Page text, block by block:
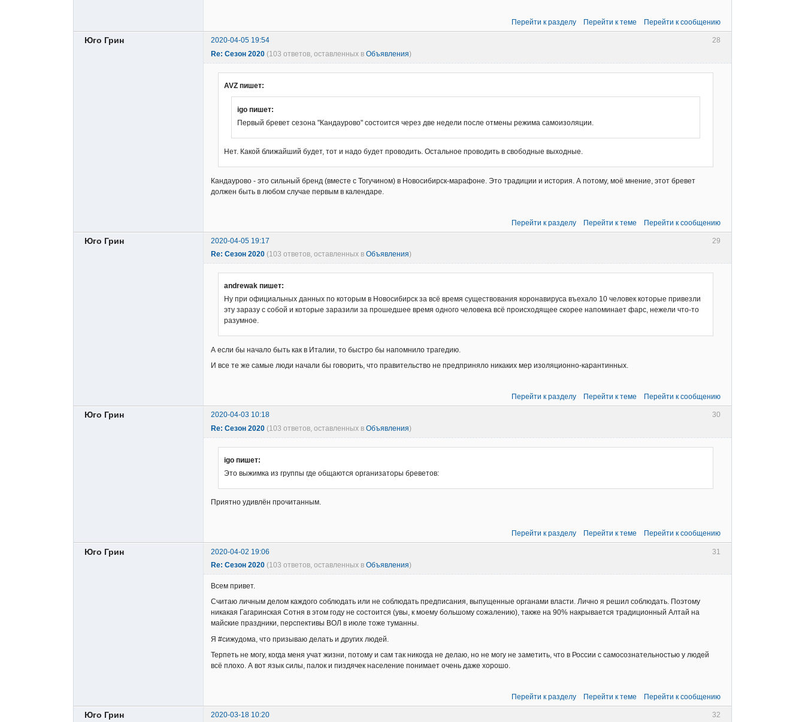
Перейти к разделу Перейти к теме Перейти к сообщению
28
Юго Грин
2020-04-05 19:54
Re: Сезон 2020 (103 ответов, оставленных в Объявления)
AVZ пишет:
igo пишет:
Первый бревет сезона "Кандаурово" состоится через две недели после отмены режима самоизоляции.
Нет. Какой ближайший будет, тот и надо будет проводить. Остальное проводить в свободные выходные.
Кандаурово - это сильный бренд (вместе с Тогучином) в Новосибирск-марафоне. Это традиции и история. А потому, моё мнение, этот бревет
должен быть в любом случае первым в календаре.
Перейти к разделу Перейти к теме Перейти к сообщению
29
Юго Грин
2020-04-05 19:17
Re: Сезон 2020 (103 ответов, оставленных в Объявления)
andrewak пишет:
Ну при официальных данных по которым в Новосибирск за всё время существования коронавируса въехало 10 человек которые привезли
эту заразу с собой и которые заразили за прошедшее время одного человека всё происходящее скорее напоминает фарс, нежели что-то
разумное.
А если бы начало быть как в Италии, то быстро бы напомнило трагедию.
И все те же самые люди начали бы говорить, что правительство не предприняло никаких мер изоляционно-карантинных.
Перейти к разделу Перейти к теме Перейти к сообщению
30
Юго Грин
2020-04-03 10:18
Re: Сезон 2020 (103 ответов, оставленных в Объявления)
igo пишет:
Это выжимка из группы где общаются организаторы бреветов:
Приятно удивлён прочитанным.
Перейти к разделу Перейти к теме Перейти к сообщению
31
Юго Грин
2020-04-02 19:06
Re: Сезон 2020 (103 ответов, оставленных в Объявления)
Всем привет.
Считаю личным делом каждого соблюдать или не соблюдать предписания, выпущенные органами власти. Лично я решил соблюдать. Поэтому
никакая Гагаринская Сотня в этом году не состоится (увы, к моему большому сожалению), также на 90% накрывается традиционный Алтай на
майские праздники, перспективы ВОЛ в июле тоже туманны.
Я #сижудома, что призываю делать и других людей.
Терпеть не могу, когда меня учат жизни, потому и сам так никогда не делаю, но не могу не заметить, что в России с самосознательностью у людей
всё плохо. А вот язык силы, палок и пиздячек население понимает очень даже хорошо.
Перейти к разделу Перейти к теме Перейти к сообщению
32
Юго Грин
2020-03-18 10:20